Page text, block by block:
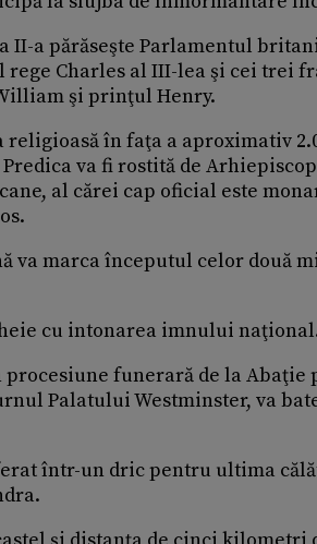
II-a părăseşte Parlamentul
Charles al III-lea şi cei trei
şi prinţul Henry.
religioasă în faţa a aproximativ
va fi rostită de
al cărei cap oficial este
va marca începutul celor două
cu intonarea imnului
funerară de la Abaţie
Palatului Westminster, va
într-un dric pentru ultima